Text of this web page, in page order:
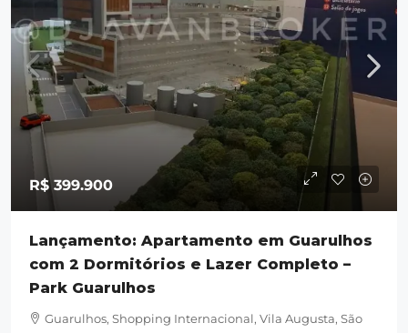
R$ 399.900
Lançamento: Apartamento em Guarulhos
com 2 Dormitórios e Lazer Completo –
Park Guarulhos
Guarulhos, Shopping Internacional, Vila Augusta, São